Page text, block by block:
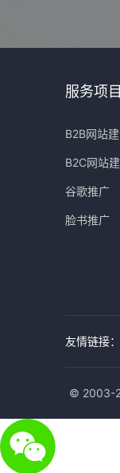
服务项目
B2B网站
B2C网站
谷歌推广
脸书推广
友情链接：
© 2003-